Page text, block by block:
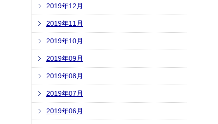
2019年12月
2019年11月
2019年10月
2019年09月
2019年08月
2019年07月
2019年06月